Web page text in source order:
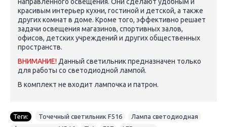
красивым интерьер кухни, гостиной и детской, а также
других комнат в доме. Кроме того, эффективно решает
задачи освещения магазинов, спортивных залов,
офисов, детских учреждений и других общественных
пространств.
ВНИМАНИЕ! Данный светильник предназначен только
для работы со светодиодной лампой.
В комплект не входит лампочка и патрон.
Теги: Точечный светильник F516 Лампа светодиодная